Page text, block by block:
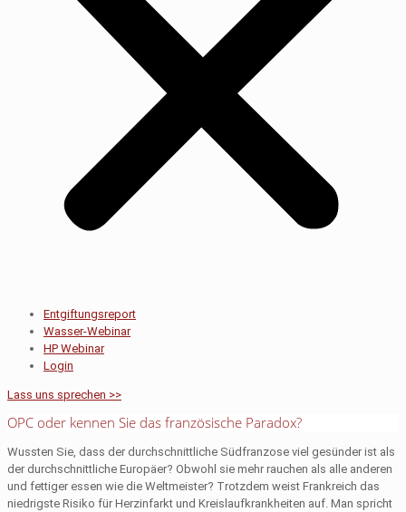
Entgiftungsreport
Wasser-Webinar
HP Webinar
Login
Lass uns sprechen >>
OPC oder kennen Sie das französische Paradox?
Wussten Sie, dass der durchschnittliche Südfranzose viel gesünder ist als
der durchschnittliche Europäer? Obwohl sie mehr rauchen als alle anderen
und fettiger essen wie die Weltmeister? Trotzdem weist Frankreich das
niedrigste Risiko für Herzinfarkt und Kreislaufkrankheiten auf. Man spricht